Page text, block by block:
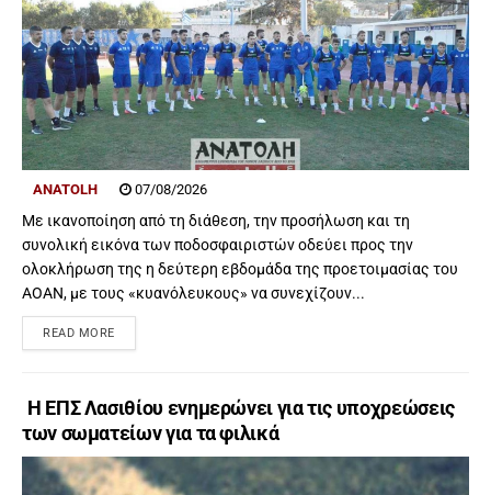
ANATOLH 07/08/2026
Με ικανοποίηση από τη διάθεση, την προσήλωση και τη
συνολική εικόνα των ποδοσφαιριστών οδεύει προς την
ολοκλήρωση της η δεύτερη εβδομάδα της προετοιμασίας του
ΑΟΑΝ, με τους «κυανόλευκους» να συνεχίζουν...
READ MORE
Η ΕΠΣ Λασιθίου ενημερώνει για τις υποχρεώσεις
των σωματείων για τα φιλικά